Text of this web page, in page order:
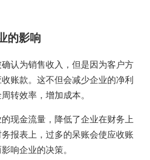
的影响
认为销售收入，但是因为客户方
账款。这不但会减少企业的净利
转效率，增加成本。
现金流量，降低了企业在财务上
报表上，过多的呆账会使应收账
响企业的决策。